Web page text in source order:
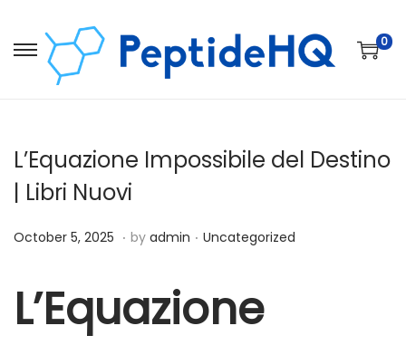
0
L’Equazione Impossibile del Destino
| Libri Nuovi
Posted on
October 5, 2025 D
e
. by admin . Posted in
Uncategorized
L’Equazione